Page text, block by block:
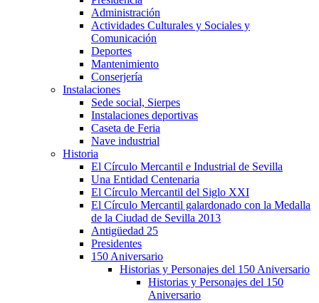
Administración
Actividades Culturales y Sociales y
Comunicación
Deportes
Mantenimiento
Conserjería
Instalaciones
Sede social, Sierpes
Instalaciones deportivas
Caseta de Feria
Nave industrial
Historia
El Círculo Mercantil e Industrial de Sevilla
Una Entidad Centenaria
El Círculo Mercantil del Siglo XXI
El Círculo Mercantil galardonado con la Medalla
de la Ciudad de Sevilla 2013
Antigüedad 25
Presidentes
150 Aniversario
Historias y Personajes del 150 Aniversario
Historias y Personajes del 150
Aniversario